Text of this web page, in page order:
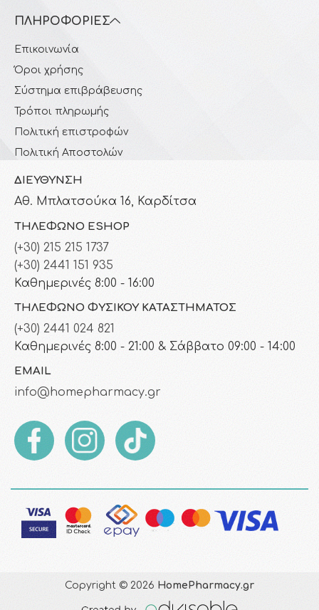
ΠΛΗΡΟΦΟΡΊΕΣ
Επικοινωνία
Όροι χρήσης
Σύστημα επιβράβευσης
Τρόποι πληρωμής
Πολιτική επιστροφών
Πολιτική Αποστολών
ΔΙΕΎΘΥΝΣΗ
Αθ. Μπλατσούκα 16, Καρδίτσα
ΤΗΛΈΦΩΝΟ ESHOP
(+30) 215 215 1737
(+30) 2441 151 935
Καθημερινές 8:00 - 16:00
ΤΗΛΈΦΩΝΟ ΦΥΣΙΚΟΎ ΚΑΤΑΣΤΉΜΑΤΟΣ
(+30) 2441 024 821
Καθημερινές 8:00 - 21:00 & Σάββατο 09:00 - 14:00
EMAIL
info@homepharmacy.gr
Copyright © 2026 HomePharmacy.gr